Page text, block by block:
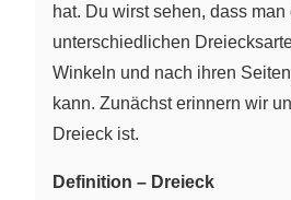
hat. Du wirst sehen, dass man
unterschiedlichen
Winkeln und nach ihren
kann. Zunächst erinnern wir
Dreieck ist.
Definition – Dreieck